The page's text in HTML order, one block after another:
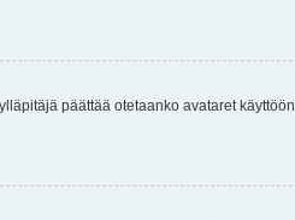
päättää otetaanko avataret